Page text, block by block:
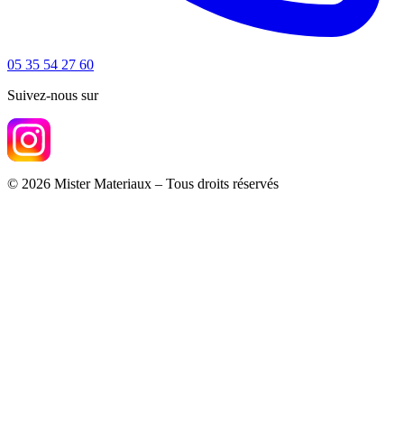
05 35 54 27 60
Suivez-nous sur
© 2026 Mister Materiaux – Tous droits réservés